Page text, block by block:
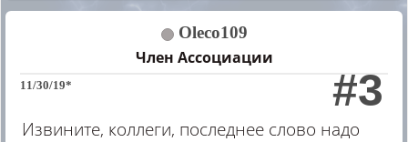
Oleco109
Член Ассоциации
11/30/19* #3
Извините, коллеги, последнее слово надо